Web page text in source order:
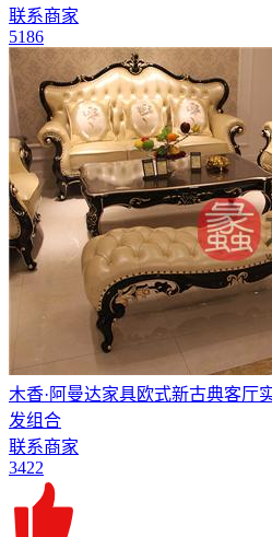
联系商家
5186
木香·阿曼达家具欧式新古典客厅
发组合
联系商家
3422